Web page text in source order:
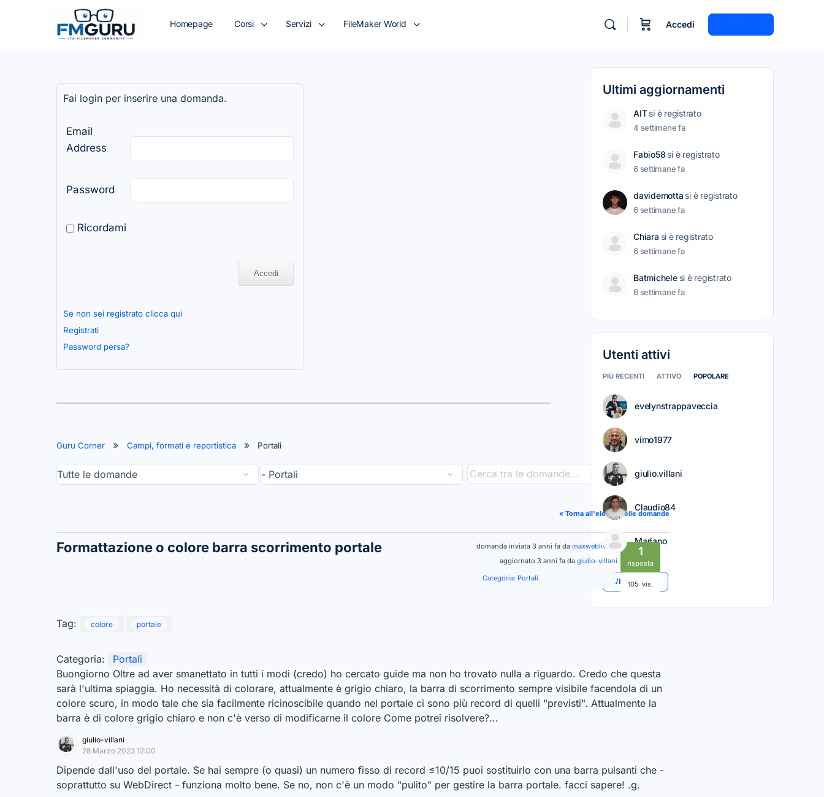
Homepage Corsi Servizi FileMaker World Accedi
Fai login per inserire una domanda.
Email
Address
Password
Ricordami
Se non sei registrato clicca qui
Registrati
Password persa?
Guru Corner Campi, formati e reportistica Portali
>
« Torna all'elenco delle domande
1
risposta
105 vis.
Formattazione o colore barra scorrimento portale domanda inviata 3 anni fa da maxweblive-it
aggiornato 3 anni fa da giulio-villani
Categoria: Portali
Tag: colore portale
Categoria:
Portali
Buongiorno Oltre ad aver smanettato in tutti i modi (credo) ho cercato guide ma non ho trovato nulla a riguardo. Credo che questa
sarà l'ultima spiaggia. Ho necessità di colorare, attualmente è grigio chiaro, la barra di scorrimento sempre visibile facendola di un
colore scuro, in modo tale che sia facilmente ricinoscibile quando nel portale ci sono più record di quelli "previsti". Attualmente la
barra è di colore grigio chiaro e non c'è verso di modificarne il colore Come potrei risolvere?...
giulio-villani
28 Marzo 2023 12:00
Dipende dall'uso del portale. Se hai sempre (o quasi) un numero fisso di record ≤10/15 puoi sostituirlo con una barra pulsanti che -
soprattutto su WebDirect - funziona molto bene. Se no, non c'è un modo "pulito" per gestire la barra portale. facci sapere! .g.
Ultimi aggiornamenti
AIT si è registrato
4 settimane fa
Fabio58 si è registrato
6 settimane fa
davidemotta si è registrato
6 settimane fa
Chiara si è registrato
6 settimane fa
Batmichele si è registrato
6 settimane fa
Utenti attivi
PIÙ RECENTI ATTIVO POPOLARE
evelynstrappaveccia
vimo1977
giulio.villani
Claudio84
Mariano
VEDI TUTTO